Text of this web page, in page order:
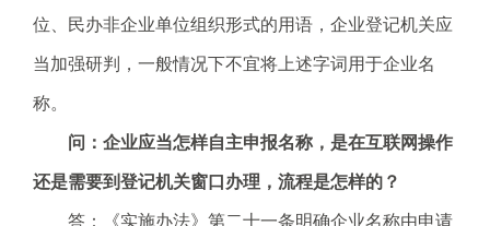
位、民办非企业单位组织形式的用语，企业登记机关应
当加强研判，一般情况下不宜将上述字词用于企业名
称。
问：企业应当怎样自主申报名称，是在互联网操作
还是需要到登记机关窗口办理，流程是怎样的？
答：《实施办法》第二十一条明确企业名称由申请